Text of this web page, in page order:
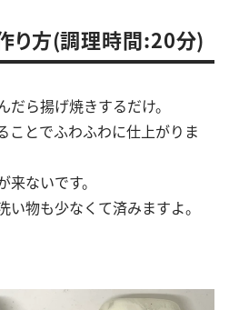
作り方(調理時間:20分)
ら揚げ焼きするだけ。
ことでふわふわに仕上がりま
ないです。
物も少なくて済みますよ。